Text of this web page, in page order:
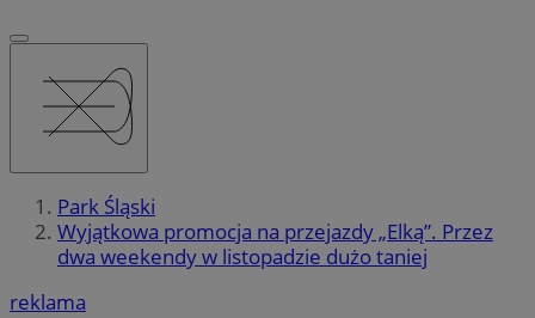
Park Śląski
Wyjątkowa promocja na przejazdy „Elką”. Przez
dwa weekendy w listopadzie dużo taniej
reklama